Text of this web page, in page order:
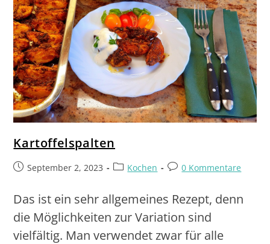
Kartoffelspalten
September 2, 2023 Kochen 0 Kommentare
Das ist ein sehr allgemeines Rezept, denn
die Möglichkeiten zur Variation sind
vielfältig. Man verwendet zwar für alle